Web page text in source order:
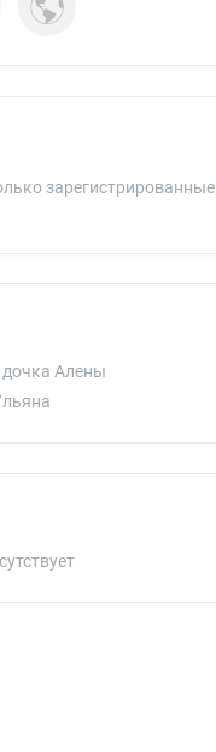
зарегистрированные
дочка Алены